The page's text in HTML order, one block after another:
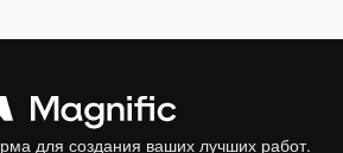
для создания ваших лучших работ.